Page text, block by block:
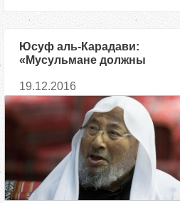
Юсуф аль-Карадави:
«Мусульмане должны
Алеппо»
19.12.2016